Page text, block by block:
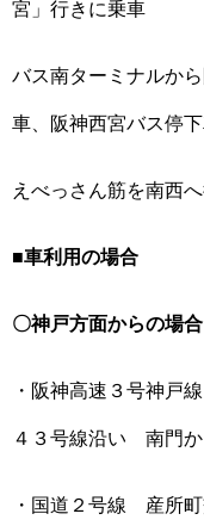
宮」行きに乗車
バス南ターミナルか
車、阪神西宮バス停下
えべっさん筋を南西
■車利用の場合
〇神戸方面からの場合
・阪神高速３号神戸
４３号線沿い 南門か
・国道２号線 産所